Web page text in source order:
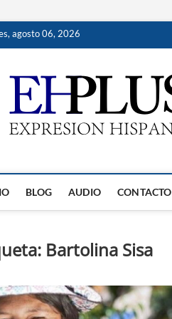
agosto 06, 2026
BLOG AUDIO CONTACTO
Bartolina Sisa